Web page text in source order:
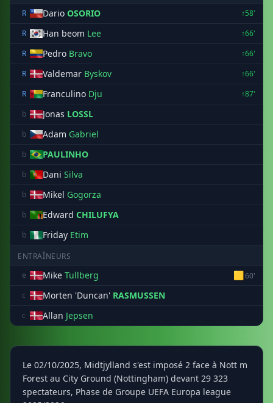
R
Dario OSORIO
↑58'
R
Han beom Lee
↑66'
R
Pedro Bravo
↑66'
R
Valdemar Byskov
↑66'
R
Franculino Dju
↑87'
b
Jonas LOSSL
b Adam Gabriel
b PAULINHO
b Dani Silva
b Mikel Gogorza
b Edward CHILUFYA
b Friday Etim
ENTRAÎNEURS
e
Mike Tullberg 🟨60'
c
Morten 'Duncan' RASMUSSEN
c Allan Jepsen
Le 02/10/2025, Midtjylland s'est imposé 2 face à Nott m
Forest au City Ground (Nottingham) devant 29 323
spectateurs, Phase de Groupe UEFA Europa league